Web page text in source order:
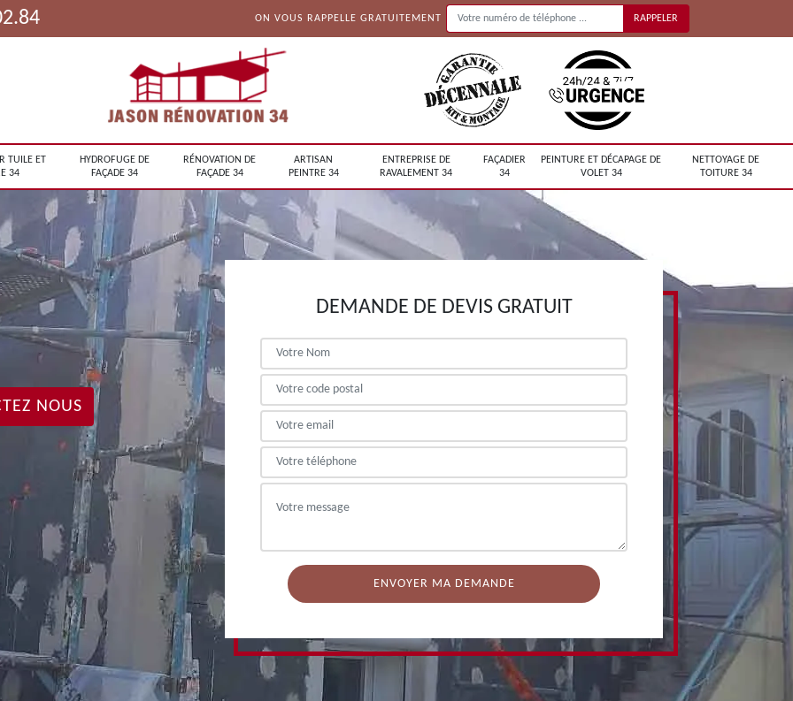
ON VOUS RAPPELLE GRATUITEMENT
TUILE ET
34
HYDROFUGE DE
FAÇADE 34
RÉNOVATION DE
FAÇADE 34
ARTISAN
PEINTRE 34
ENTREPRISE DE
RAVALEMENT 34
FAÇADIER
34
PEINTURE ET DÉCAPAGE DE
VOLET 34
NETTOYAGE DE
TOITURE 34
NOUS
DEMANDE DE DEVIS GRATUIT